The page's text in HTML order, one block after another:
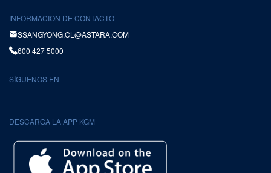
INFORMACION DE CONTACTO
SSANGYONG.CL@ASTARA.COM
600 427 5000
SÍGUENOS EN
DESCARGA LA APP KGM